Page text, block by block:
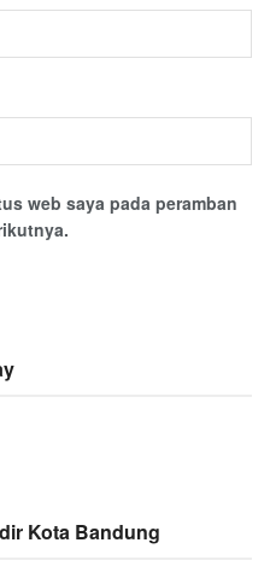
web saya pada peramban
Kota Bandung